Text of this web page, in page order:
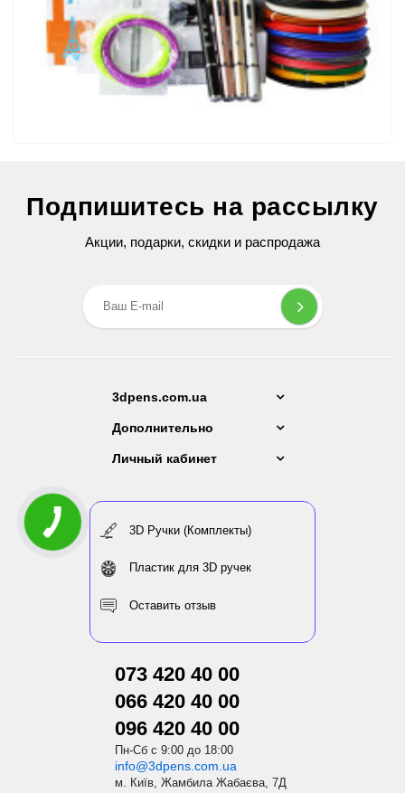
2 599 грн
Подпишитесь на рассылку
Акции, подарки, скидки и распродажа
3dpens.com.ua
Дополнительно
Личный кабинет
3D Ручки (Комплекты)
Пластик для 3D ручек
Оставить отзыв
073 420 40 00
066 420 40 00
096 420 40 00
Пн-Сб с 9:00 до 18:00
info@3dpens.com.ua
м. Київ, Жамбила Жабаєва, 7Д